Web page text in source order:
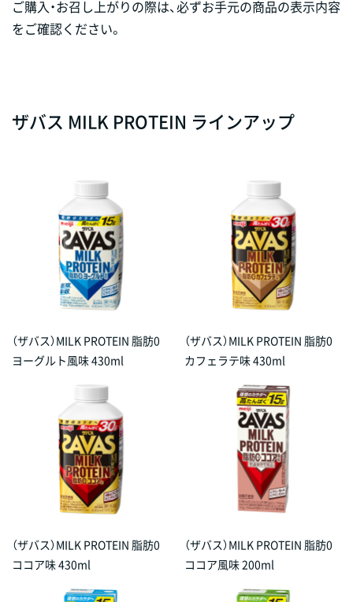
ご購入・お召し上がりの際は、必ずお手元の商品の表示内容
をご確認ください。
ザバス MILK PROTEIN ラインアップ
（ザバス）MILK PROTEIN 脂肪0
ヨーグルト風味 430ml
（ザバス）MILK PROTEIN 脂肪0
カフェラテ味 430ml
（ザバス）MILK PROTEIN 脂肪0
ココア味 430ml
（ザバス）MILK PROTEIN 脂肪0
ココア風味 200ml